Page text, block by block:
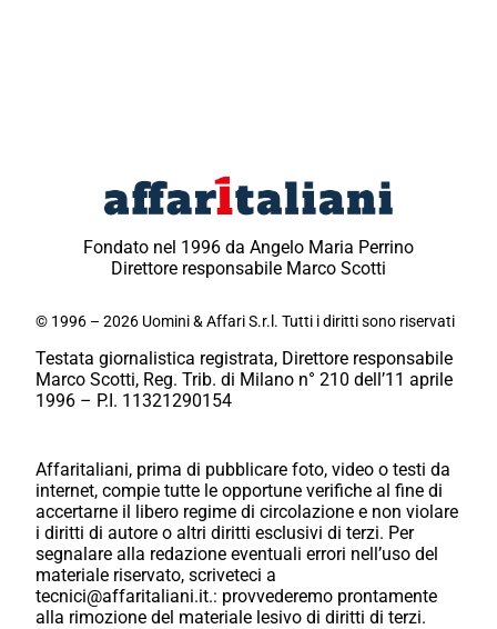
Fondato nel 1996 da Angelo Maria Perrino
Direttore responsabile Marco Scotti
© 1996 – 2026 Uomini & Affari S.r.l. Tutti i diritti sono riservati
Testata giornalistica registrata, Direttore responsabile
Marco Scotti, Reg. Trib. di Milano n° 210 dell’11 aprile
1996 – P.I. 11321290154
Affaritaliani, prima di pubblicare foto, video o testi da
internet, compie tutte le opportune verifiche al fine di
accertarne il libero regime di circolazione e non violare
i diritti di autore o altri diritti esclusivi di terzi. Per
segnalare alla redazione eventuali errori nell’uso del
materiale riservato, scriveteci a
tecnici@affaritaliani.it.: provvederemo prontamente
alla rimozione del materiale lesivo di diritti di terzi.